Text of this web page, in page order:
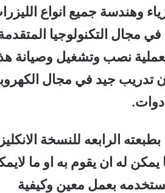
وهندسة جميع انواع
مجال التكنولوجيا
نصب وتشغيل وصيانة
تدريب جيد في مجال
الرابعه للنسخة
له ان يقوم به او ما
بعمل معين وكيفية